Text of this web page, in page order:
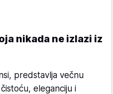
nikada ne izlazi iz
predstavlja večnu
eleganciju i